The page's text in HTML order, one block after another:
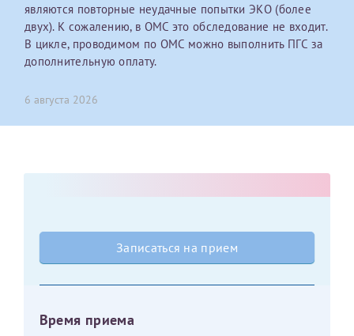
являются повторные неудачные попытки ЭКО (более
двух). К сожалению, в ОМС это обследование не входит.
В цикле, проводимом по ОМС можно выполнить ПГС за
дополнительную оплату.
6 августа 2026
Записаться на прием
Время приема
Оставить отзыв
Принимаю условияСоглашения на обработку
персональных данных
Отчество*
Фамилия*